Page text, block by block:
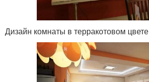
Дизайн комнаты в терракотовом цвете